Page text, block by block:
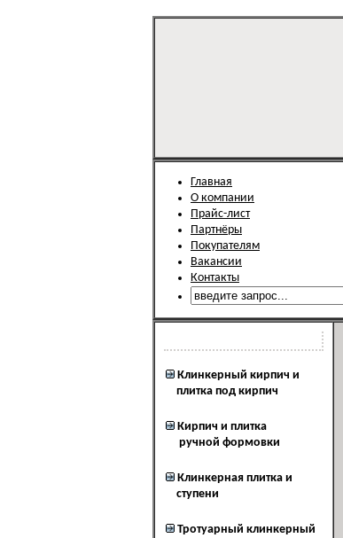
Главная
О компании
Прайс-лист
Партнёры
Покупателям
Вакансии
Контакты
Клинкерный кирпич и
плитка под кирпич
Кирпич и плитка
ручной формовки
Клинкерная плитка и
ступени
Тротуарный клинкерный